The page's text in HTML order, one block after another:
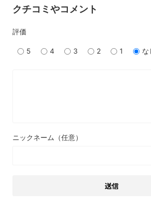
クチコミやコメント
評価
5 4 3 2 1 な
ニックネーム（任意）